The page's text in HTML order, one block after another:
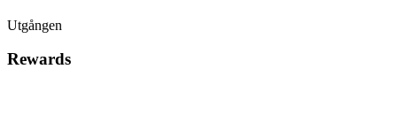
Utgången
Rewards